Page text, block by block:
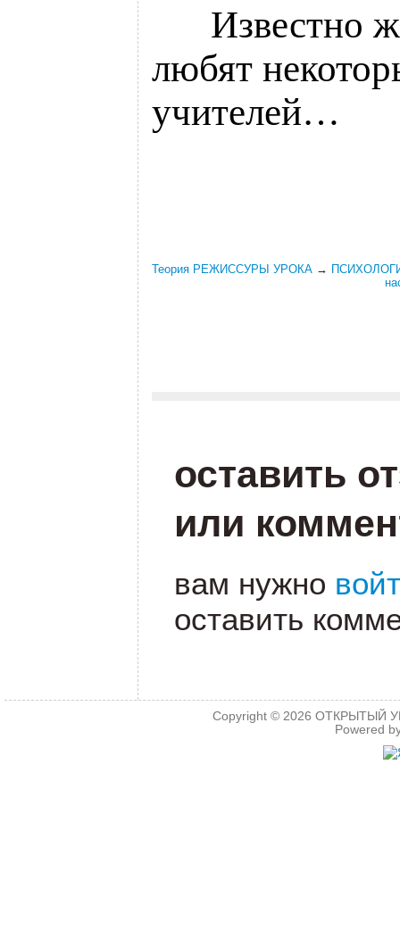
Известно
любят
учителей…
Теория РЕЖИССУРЫ УРОКА→
оставить
или
вам нужно
оставить
Copyright © 2026ОТКРЫТЫЙ
Powered